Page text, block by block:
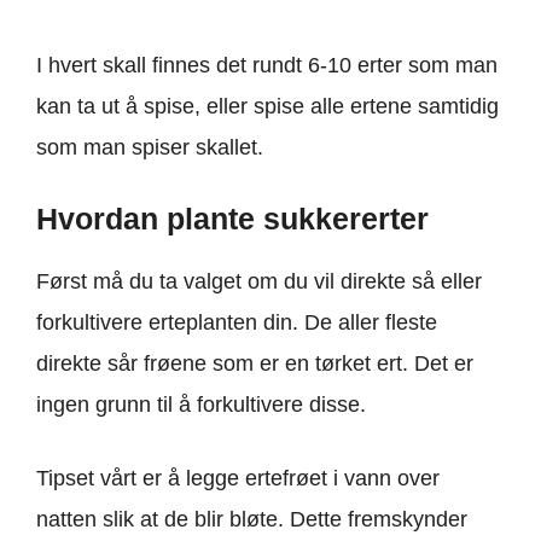
I hvert skall finnes det rundt 6-10 erter som man
kan ta ut å spise, eller spise alle ertene samtidig
som man spiser skallet.
Hvordan plante sukkererter
Først må du ta valget om du vil direkte så eller
forkultivere erteplanten din. De aller fleste
direkte sår frøene som er en tørket ert. Det er
ingen grunn til å forkultivere disse.
Tipset vårt er å legge ertefrøet i vann over
natten slik at de blir bløte. Dette fremskynder